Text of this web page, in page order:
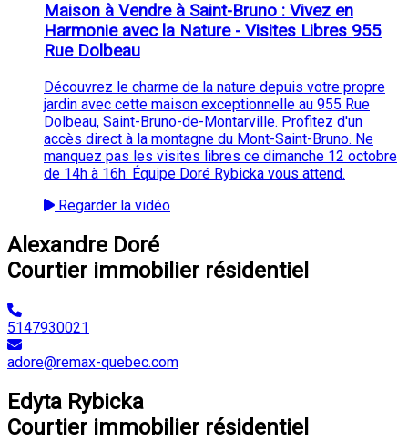
Maison à Vendre à Saint-Bruno : Vivez en
Harmonie avec la Nature - Visites Libres 955
Rue Dolbeau
Découvrez le charme de la nature depuis votre propre
jardin avec cette maison exceptionnelle au 955 Rue
Dolbeau, Saint-Bruno-de-Montarville. Profitez d'un
accès direct à la montagne du Mont-Saint-Bruno. Ne
manquez pas les visites libres ce dimanche 12 octobre
de 14h à 16h. Équipe Doré Rybicka vous attend.
Regarder la vidéo
Alexandre Doré
Courtier immobilier résidentiel
5147930021
adore@remax-quebec.com
Edyta Rybicka
Courtier immobilier résidentiel